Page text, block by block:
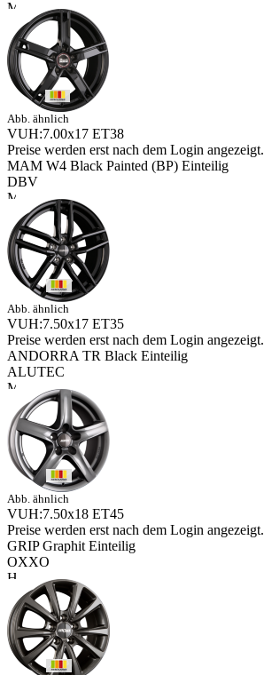
Abb. ähnlich
VUH:7.00x17 ET38
Preise werden erst nach dem Login angezeigt.
MAM W4 Black Painted (BP) Einteilig
DBV
Abb. ähnlich
VUH:7.50x17 ET35
Preise werden erst nach dem Login angezeigt.
ANDORRA TR Black Einteilig
ALUTEC
Abb. ähnlich
VUH:7.50x18 ET45
Preise werden erst nach dem Login angezeigt.
GRIP Graphit Einteilig
OXXO